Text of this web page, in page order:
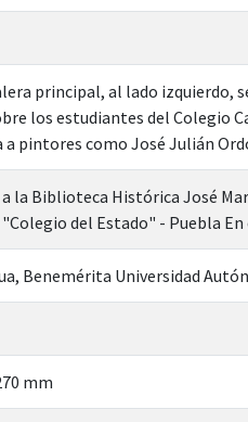
principal, al lado izquierdo,
los estudiantes del Colegio
pintores como José Julián
la Biblioteca Histórica José
del Estado" - Puebla
Benemérita Universidad
mm